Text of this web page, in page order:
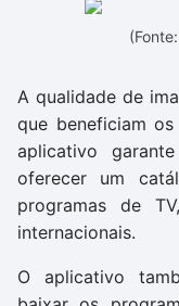
A qualidade de
que beneficiam
aplicativo
oferecer um
programas de
internacionais.
O aplicativo